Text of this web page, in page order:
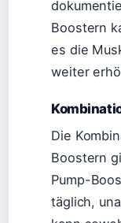
Boostern
es die
weiter
Die
Boostern
Pump-
täglich,